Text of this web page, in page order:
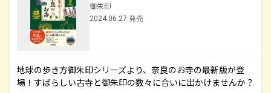
御朱印
2024.06.27 発売
地球の歩き方御朱印シリーズより、奈良のお寺の最新版が登
場！すばらしい古寺と御朱印の数々に合いに出かけませんか？